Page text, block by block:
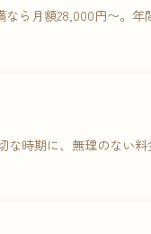
ら月額28,000円〜。年
時期に、無理のない料